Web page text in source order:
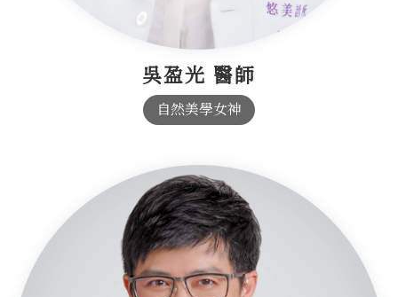
吳盈光 醫師
自然美學女神